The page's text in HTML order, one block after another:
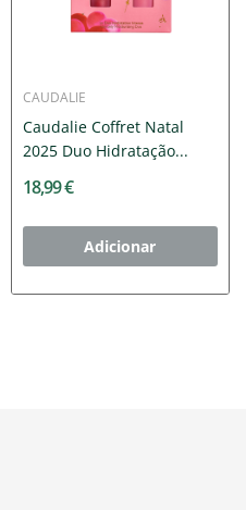
CAUDALIE
Caudalie Coffret Natal
2025 Duo Hidratação...
18,99 €
Adicionar